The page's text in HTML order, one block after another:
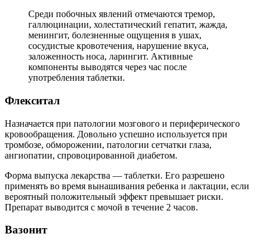
Среди побочных явлений отмечаются тремор,
галлюцинации, холестатический гепатит, жажда,
менингит, болезненные ощущения в ушах,
сосудистые кровотечения, нарушение вкуса,
заложенность носа, ларингит. Активные
компоненты выводятся через час после
употребления таблетки.
Флекситал
Назначается при патологии мозгового и периферического
кровообращения. Довольно успешно используется при
тромбозе, обморожении, патологии сетчатки глаза,
ангиопатии, спровоцированной диабетом.
Форма выпуска лекарства — таблетки. Его разрешено
применять во время вынашивания ребенка и лактации, если
вероятный положительный эффект превышает риски.
Препарат выводится с мочой в течение 2 часов.
Вазонит